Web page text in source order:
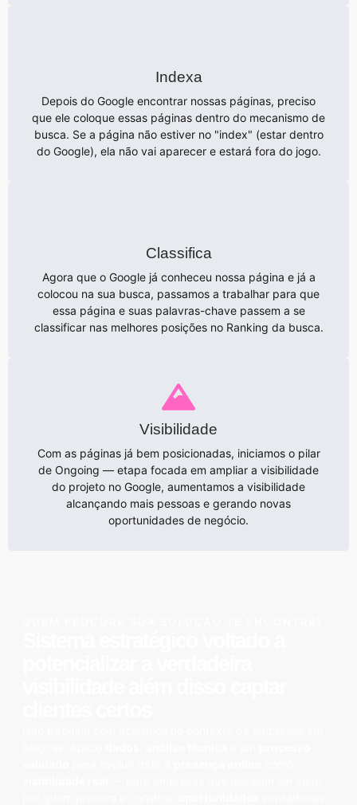
Indexa
Depois do Google encontrar nossas páginas, preciso
que ele coloque essas páginas dentro do mecanismo de
busca. Se a página não estiver no "index" (estar dentro
do Google), ela não vai aparecer e estará fora do jogo.
Classifica
Agora que o Google já conheceu nossa página e já a
colocou na sua busca, passamos a trabalhar para que
essa página e suas palavras-chave passem a se
classificar nas melhores posições no Ranking da busca.
Visibilidade
Com as páginas já bem posicionadas, iniciamos o pilar
de Ongoing — etapa focada em ampliar a visibilidade
do projeto no Google, aumentamos a visibilidade
alcançando mais pessoas e gerando novas
oportunidades de negócio.